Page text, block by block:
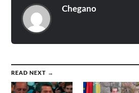
Chegano
READ NEXT →